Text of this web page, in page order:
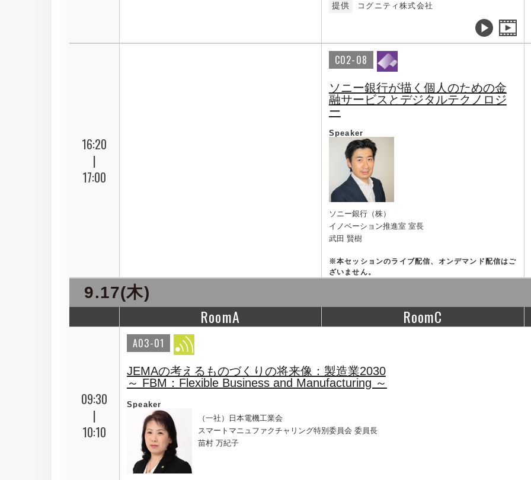
提供 コグニティ株式会社
16:20
|
17:00
C02-08
ソニー銀行が描く個人のための金
融サービスとデジタルテクノロジ
ー
Speaker
ソニー銀行（株）
イノベーション推進室 室長
武田 賢樹
※本セッションのライブ配信、オンデマンド配信はご
ざいません。
9.17(木)
RoomA RoomC
09:30
|
10:10
A03-01
JEMAの考えるものづくりの将来像：製造業2030
～ FBM：Flexible Business and Manufacturing ～
Speaker
（一社）日本電機工業会
スマートマニュファクチャリング特別委員会 委員長
苗村 万紀子